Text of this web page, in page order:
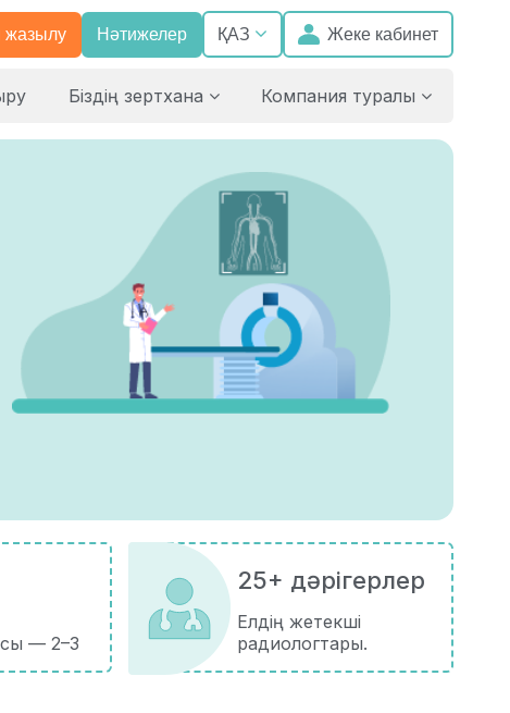
жазылу Нәтижелер ҚАЗ Жеке кабинет
Біздің зертхана Компания туралы
— 2–3
25+ дәрігерлер
Елдің жетекші
радиологтары.